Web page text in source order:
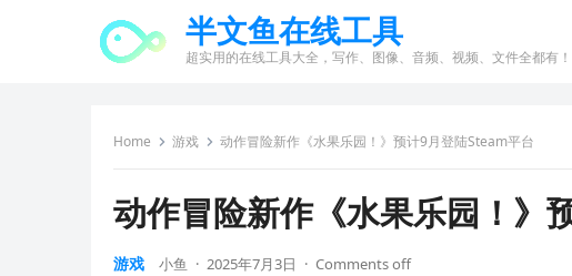
半文鱼在线工具
超实用的在线工具大全，写作、图像、音频、视频、文件全都有！
Home 游戏 动作冒险新作《水果乐园！》预计9月登陆Steam平台
动作冒险新作《水果乐园！》
游戏 小鱼 · 2025年7月3日 · Comments off